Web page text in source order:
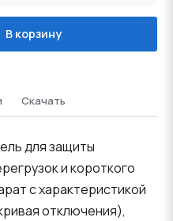
В корзину
Скачать
для защиты
и короткого
с характеристикой
отключения),